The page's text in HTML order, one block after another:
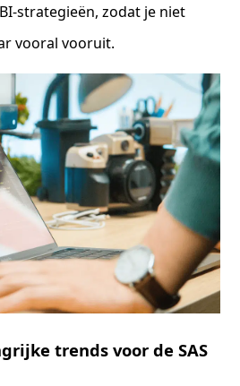
strategieën, zodat je niet
vooral vooruit.
trends voor de SAS